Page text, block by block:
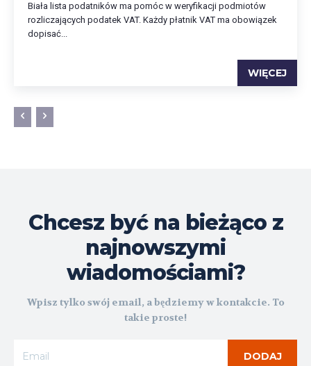
Biała lista podatników ma pomóc w weryfikacji podmiotów
rozliczających podatek VAT. Każdy płatnik VAT ma obowiązek
dopisać...
WIĘCEJ
Chcesz być na bieżąco z
najnowszymi
wiadomościami?
Wpisz tylko swój email, a będziemy w kontakcie. To
takie proste!
DODAJ